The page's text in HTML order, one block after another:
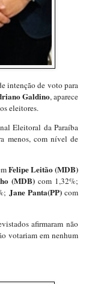
intenção de voto para
Galdino, aparece
eleitores.
Eleitoral da Paraíba
menos, com nível de
Felipe Leitão (MDB)
(MDB) com 1,32%;
Jane Panta(PP)com
afirmaram não
votariam em nenhum